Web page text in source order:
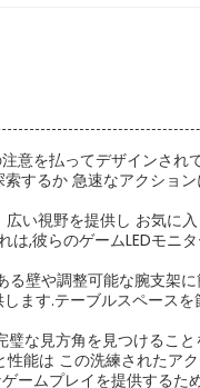
を払ってデザインされ
するか 急速なアクショ
い視野を提供し お気に
,彼らのゲームLEDモニ
壁や調整可能な腕支架
ます.テーブルスペース
な見方角を見つけるこ
能は この洗練されたア
ームプレイを提供する